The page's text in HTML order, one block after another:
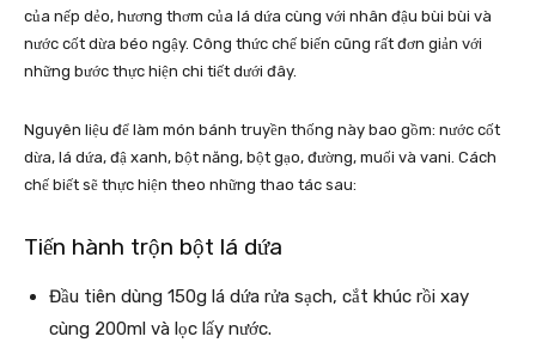
của nếp dẻo, hương thơm của lá dứa cùng với nhân đậu bùi bùi và
nước cốt dừa béo ngậy. Công thức chế biến cũng rất đơn giản với
những bước thực hiện chi tiết dưới đây.
Nguyên liệu để làm món bánh truyền thống này bao gồm: nước cốt
dừa, lá dứa, đậ xanh, bột năng, bột gạo, đường, muối và vani. Cách
chế biết sẽ thực hiện theo những thao tác sau:
Tiến hành trộn bột lá dứa
Đầu tiên dùng 150g lá dứa rửa sạch, cắt khúc rồi xay
cùng 200ml và lọc lấy nước.